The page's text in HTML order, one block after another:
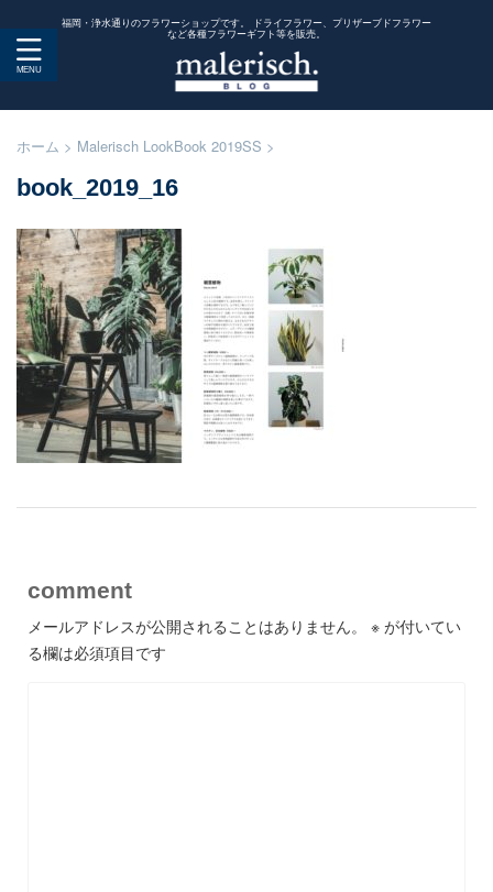
福岡・浄水通りのフラワーショップです。 ドライフラワー、プリザーブドフラワー
など各種フラワーギフト等を販売。
ホーム > Malerisch LookBook 2019SS >
book_2019_16
comment
メールアドレスが公開されることはありません。 ※ が付いてい
る欄は必須項目です